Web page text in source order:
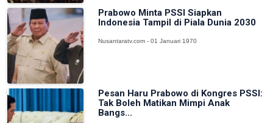
Prabowo Minta PSSI Siapkan
Indonesia Tampil di Piala Dunia 2030
Nusantaratv.com - 01 Januari 1970
Pesan Haru Prabowo di Kongres PSSI:
Tak Boleh Matikan Mimpi Anak
Bangs...